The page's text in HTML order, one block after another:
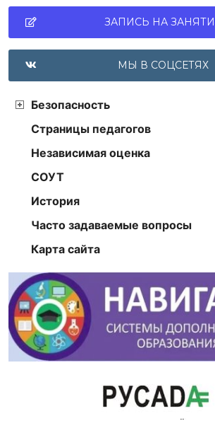
ЗАПИСЬ НА
МЫ В СОЦСЕТЯХ
Безопасность
Страницы педагогов
Независимая оценка
СОУТ
История
Часто задаваемые вопросы
Карта сайта